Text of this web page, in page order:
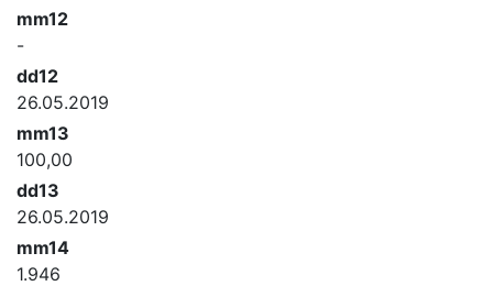
mm12
-
dd12
26.05.2019
mm13
100,00
dd13
26.05.2019
mm14
1.946